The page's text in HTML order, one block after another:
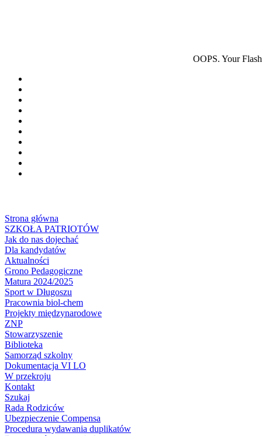
OOPS. Your
Strona główna
SZKOŁA PATRIOTÓW
Jak do nas dojechać
Dla kandydatów
Aktualności
Grono Pedagogiczne
Matura 2024/2025
Sport w Długoszu
Pracownia biol-chem
Projekty międzynarodowe
ZNP
Stowarzyszenie
Biblioteka
Samorząd szkolny
Dokumentacja VI LO
W przekroju
Kontakt
Szukaj
Rada Rodziców
Ubezpieczenie Compensa
Procedura wydawania duplikatów